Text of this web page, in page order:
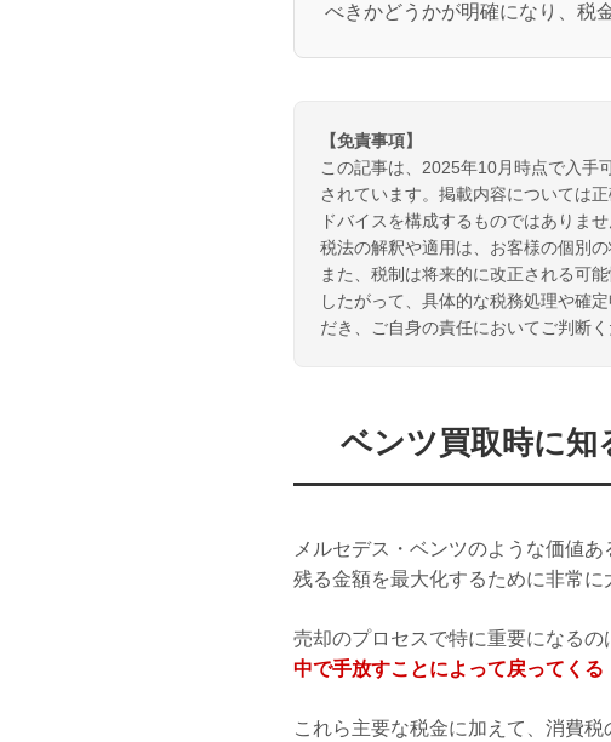
べきかどうかが明確になり、税
【免責事項】
この記事は、2025年10月時点で入手
されています。掲載内容については
ドバイスを構成するものではありませ
税法の解釈や適用は、お客様の個別
また、税制は将来的に改正される可能
したがって、具体的な税務処理や確
だき、ご自身の責任においてご判断
ベンツ買取時に知
メルセデス・ベンツのような価値
残る金額を最大化するために非常に
売却のプロセスで特に重要になる
中で手放すことによって戻ってくる
これら主要な税金に加えて、消費